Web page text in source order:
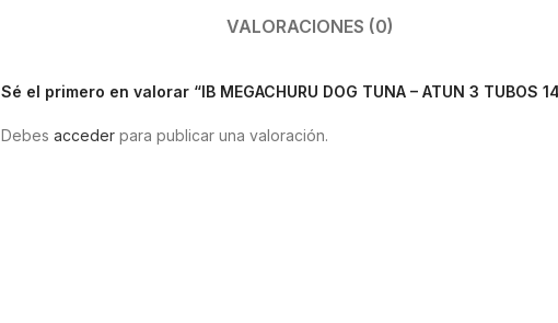
VALORACIONES (0)
Sé el primero en valorar “IB MEGACHURU DOG TUNA – ATUN 3 TUBOS
Debes acceder para publicar una valoración.